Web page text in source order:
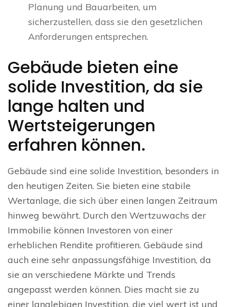
Planung und Bauarbeiten, um
sicherzustellen, dass sie den gesetzlichen
Anforderungen entsprechen.
Gebäude bieten eine
solide Investition, da sie
lange halten und
Wertsteigerungen
erfahren können.
Gebäude sind eine solide Investition, besonders in
den heutigen Zeiten. Sie bieten eine stabile
Wertanlage, die sich über einen langen Zeitraum
hinweg bewährt. Durch den Wertzuwachs der
Immobilie können Investoren von einer
erheblichen Rendite profitieren. Gebäude sind
auch eine sehr anpassungsfähige Investition, da
sie an verschiedene Märkte und Trends
angepasst werden können. Dies macht sie zu
einer langlebigen Investition, die viel wert ist und